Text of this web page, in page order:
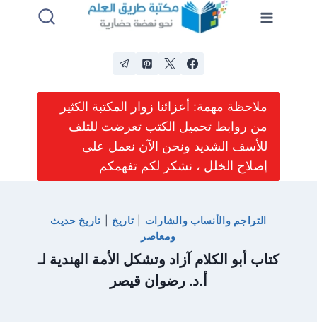
ملاحظة مهمة: أعزائنا زوار المكتبة الكثير
من روابط تحميل الكتب تعرضت للتلف
للأسف الشديد ونحن الآن نعمل على
إصلاح الخلل ، نشكر لكم تفهمكم
التراجم والأنساب والشارات تاريخ
تاريخ حديث
ومعاصر
كتاب أبو الكلام آزاد وتشكل الأمة الهندية لـ
أ.د. رضوان قيصر